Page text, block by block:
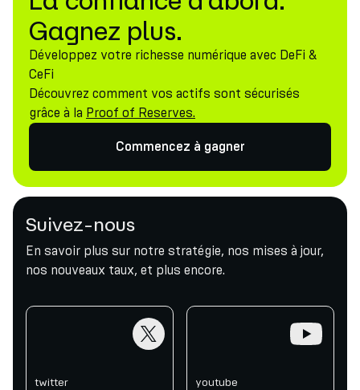
Gagnez plus.
Développez votre richesse numérique avec DeFi &
CeFi
Découvrez comment vos actifs sont sécurisés
grâce à la Proof of Reserves.
Commencez à gagner
Suivez-nous
En savoir plus sur notre stratégie, nos mises à jour,
nos nouveaux taux, et plus encore.
twitter youtube